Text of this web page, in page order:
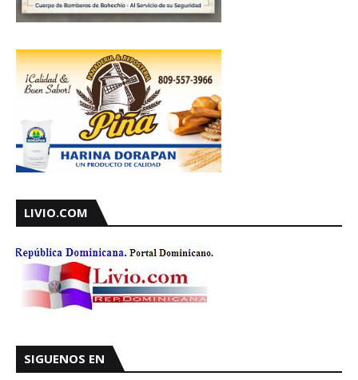
LIVIO.COM
SIGUENOS EN